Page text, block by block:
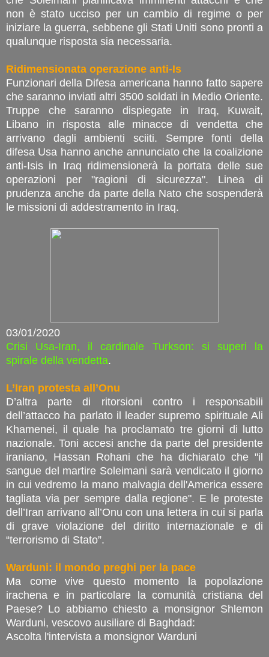
non è stato ucciso per un cambio di regime o per
iniziare la guerra, sebbene gli Stati Uniti sono pronti a
qualunque risposta sia necessaria.
Ridimensionata operazione anti-Is
Funzionari della Difesa americana hanno fatto sapere
che saranno inviati altri 3500 soldati in Medio Oriente.
Truppe che saranno dispiegate in Iraq, Kuwait,
Libano in risposta alle minacce di vendetta che
arrivano dagli ambienti sciiti. Sempre fonti della
difesa Usa hanno anche annunciato che la coalizione
anti-Isis in Iraq ridimensionerà la portata delle sue
operazioni per "ragioni di sicurezza". Linea di
prudenza anche da parte della Nato che sospenderà
le missioni di addestramento in Iraq.
03/01/2020
Crisi Usa-Iran, il cardinale Turkson: si superi la
spirale della vendetta.
L’Iran protesta all’Onu
D’altra parte di ritorsioni contro i responsabili
dell’attacco ha parlato il leader supremo spirituale Ali
Khamenei, il quale ha proclamato tre giorni di lutto
nazionale. Toni accesi anche da parte del presidente
iraniano, Hassan Rohani che ha dichiarato che "il
sangue del martire Soleimani sarà vendicato il giorno
in cui vedremo la mano malvagia dell'America essere
tagliata via per sempre dalla regione". E le proteste
dell’Iran arrivano all’Onu con una lettera in cui si parla
di grave violazione del diritto internazionale e di
“terrorismo di Stato”.
Warduni: il mondo preghi per la pace
Ma come vive questo momento la popolazione
irachena e in particolare la comunità cristiana del
Paese? Lo abbiamo chiesto a monsignor Shlemon
Warduni, vescovo ausiliare di Baghdad:
Ascolta l'intervista a monsignor Warduni